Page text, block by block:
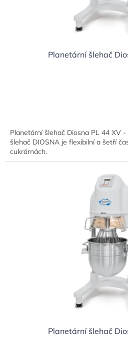
Planetární šlehač
Planetární šlehač Diosna PL 44 XV
šlehač DIOSNA je flexibilní a šetří
cukrárnách.
Planetární šlehač